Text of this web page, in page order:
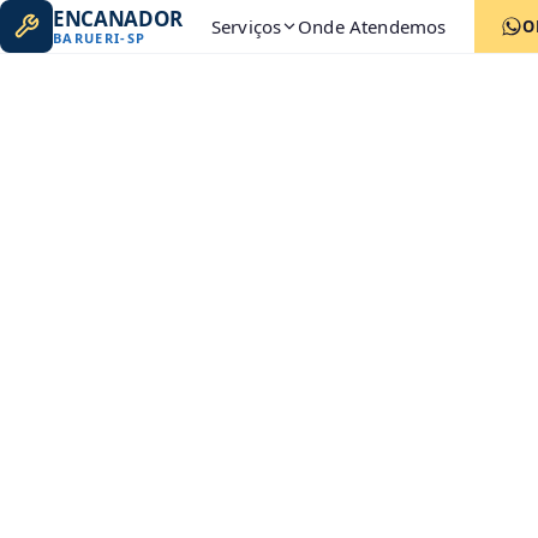
ENCANADOR
BARUERI-SP Serviços Onde Atendemos